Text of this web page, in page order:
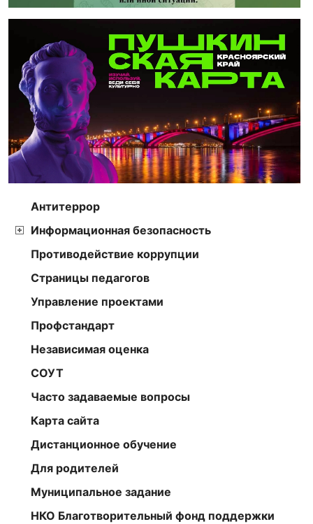
Антитеррор
Информационная безопасность
Противодействие коррупции
Страницы педагогов
Управление проектами
Профстандарт
Независимая оценка
СОУТ
Часто задаваемые вопросы
Карта сайта
Дистанционное обучение
Для родителей
Муниципальное задание
НКО Благотворительный фонд поддержки